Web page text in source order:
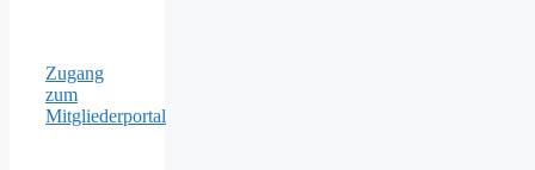
Zugang
zum
Mitgliederportal